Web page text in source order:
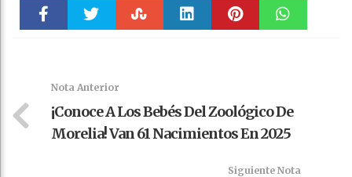
Nota Anterior
¡Conoce A Los Bebés Del Zoológico De
Morelia! Van 61 Nacimientos En 2025
Siguiente Nota